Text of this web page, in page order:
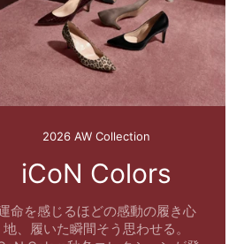
2026 AW Collection
iCoN Colors
命を感じるほどの感動の履き心
地、履いた瞬間そう思わせる。